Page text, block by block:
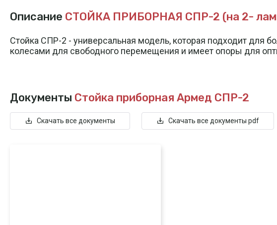
Описание СТОЙКА ПРИБОРНАЯ СПР-2 (на 2-
Стойка СПР-2 - универсальная модель, которая подходит для
колесами для свободного перемещения и имеет опоры для
Документы Стойка приборная Армед СПР-2
Скачать все документы Скачать все документы pdf